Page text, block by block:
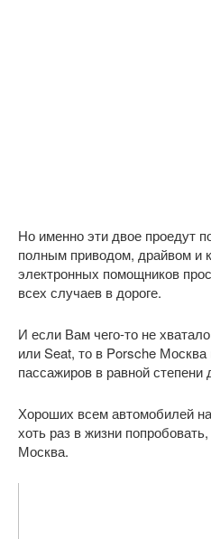
Но именно эти двое проедут
полным приводом, драйвом и
электронных помощников
всех случаев в дороге.
И если Вам чего-то не
или Seat, то в Porsche Москва
пассажиров в равной степени
Хороших всем автомобилей
хоть раз в жизни
Москва.